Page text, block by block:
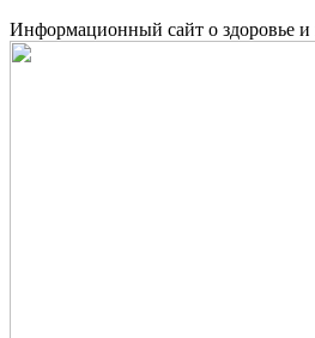
Информационный сайт о здоровье